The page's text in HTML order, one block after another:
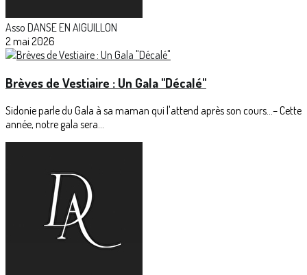
Asso DANSE EN AIGUILLON
2 mai 2026
Brèves de Vestiaire : Un Gala "Décalé"
Sidonie parle du Gala à sa maman qui l'attend après son cours...– Cette
année, notre gala sera...